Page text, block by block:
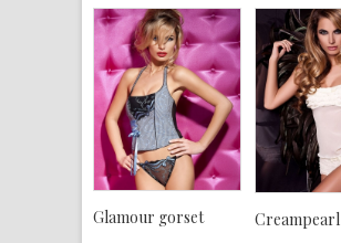
Glamour gorset
Creampearl